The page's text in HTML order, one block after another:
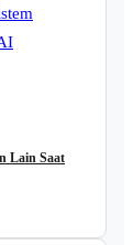
Lain Saat